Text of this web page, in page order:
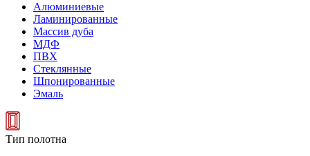
Алюминиевые
Ламинированные
Массив дуба
МДФ
ПВХ
Стеклянные
Шпонированные
Эмаль
Тип полотна